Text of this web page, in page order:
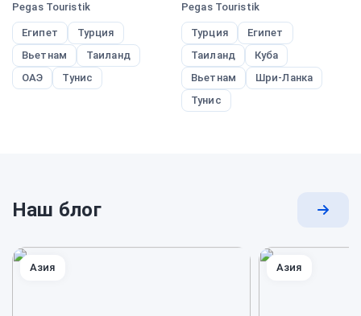
Pegas Touristik
Египет
Турция
Вьетнам
Таиланд
ОАЭ
Тунис
Pegas Touristik
Турция
Египет
Таиланд
Куба
Вьетнам
Шри-Ланка
Тунис
Наш блог
Азия Азия